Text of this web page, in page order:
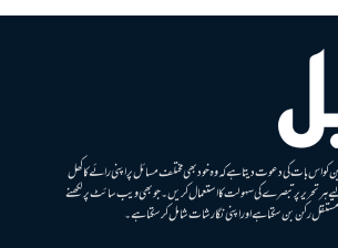
کو اس بات کی دعوت دیتا ہے کہ وہ خود بھی مختلف مسائل پر اپنی رائے کا کھل
ہر تحریر پر تبصرے کی سہولت کا استعمال کریں۔ جو بھی ویب سائٹ پر لکھنے
کا مستقل رکن بن سکتا ہے اور اپنی نگارشات شامل کرسکتا ہے۔